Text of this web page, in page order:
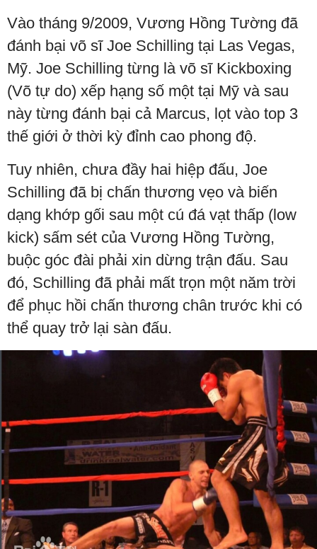
Vào tháng 9/2009, Vương Hồng Tường đã
đánh bại võ sĩ Joe Schilling tại Las Vegas,
Mỹ. Joe Schilling từng là võ sĩ Kickboxing
(Võ tự do) xếp hạng số một tại Mỹ và sau
này từng đánh bại cả Marcus, lọt vào top 3
thế giới ở thời kỳ đỉnh cao phong độ.
Tuy nhiên, chưa đầy hai hiệp đấu, Joe
Schilling đã bị chấn thương vẹo và biến
dạng khớp gối sau một cú đá vạt thấp (low
kick) sấm sét của Vương Hồng Tường,
buộc góc đài phải xin dừng trận đấu. Sau
đó, Schilling đã phải mất trọn một năm trời
để phục hồi chấn thương chân trước khi có
thể quay trở lại sàn đấu.